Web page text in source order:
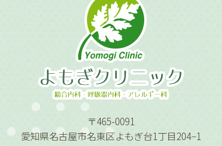
〒465-0091
愛知県名古屋市名東区よもぎ台1丁目204−1